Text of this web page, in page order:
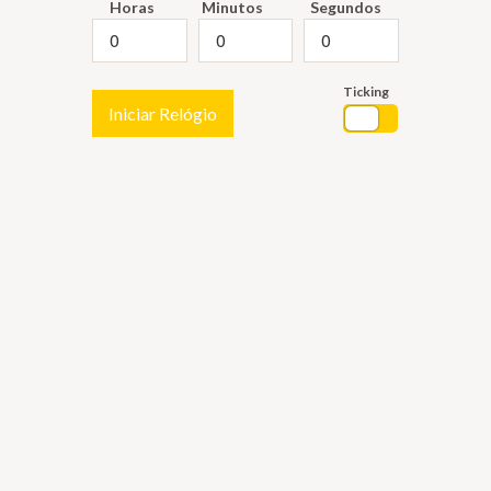
Horas Minutos Segundos
Iniciar Relógio
Ticking